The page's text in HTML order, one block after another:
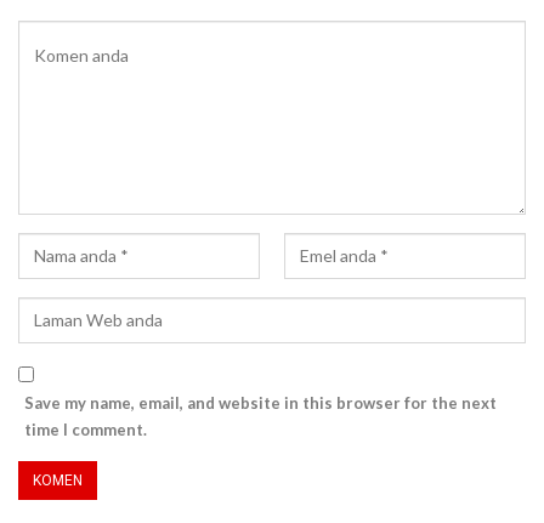
Save my name, email, and website in this browser for the next
time I comment.